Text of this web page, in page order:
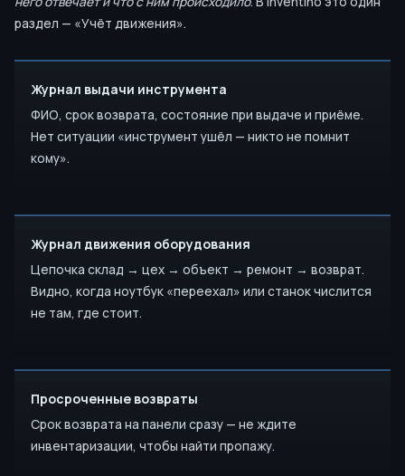
раздел — «Учёт движения».
Журнал выдачи инструмента
ФИО, срок возврата, состояние при выдаче и приёме.
Нет ситуации «инструмент ушёл — никто не помнит
кому».
Журнал движения оборудования
Цепочка склад → цех → объект → ремонт → возврат.
Видно, когда ноутбук «переехал» или станок числится
не там, где стоит.
Просроченные возвраты
Срок возврата на панели сразу — не ждите
инвентаризации, чтобы найти пропажу.